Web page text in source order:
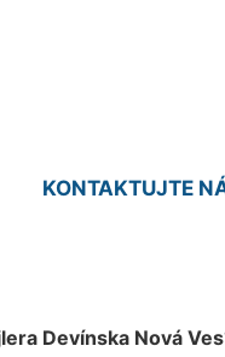
KONTAKTUJTE
Devínska Nová Ves